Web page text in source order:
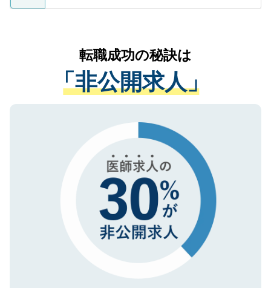
ているすべての個人データはご本人の許可
は、個人情報の取り扱いについての厳密な
管理基準を満たした事業者のみに付与され
る、プライバシーマークを取得済みです。
ご登録いただいた個人情報は、SSL（デー
で、機密保持に関してもご安心ください。
かがいして、現在の医療機関の状況や紹介
経験をまじえながら、適切なアドバイスを
させていただきます。すぐにご転職をされ
ない方には、長期的なサポートが可能です
ので、まずはご登録ください。
転職成功の秘訣は
「非公開求人」